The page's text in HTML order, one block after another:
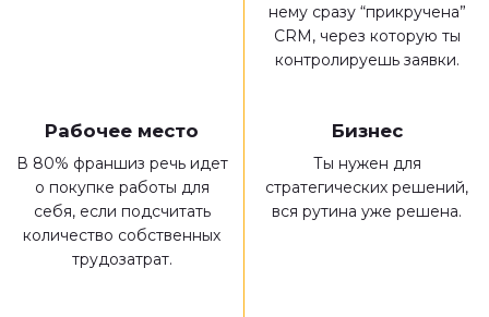
нему сразу “прикручена”
CRM, через которую ты
контролируешь заявки.
Рабочее место
В 80% франшиз речь идет
о покупке работы для
себя, если подсчитать
количество собственных
трудозатрат.
Бизнес
Ты нужен для
стратегических решений,
вся рутина уже решена.